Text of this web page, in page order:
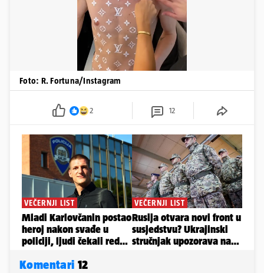
Foto: R. Fortuna/Instagram
2 12
Komentari 12